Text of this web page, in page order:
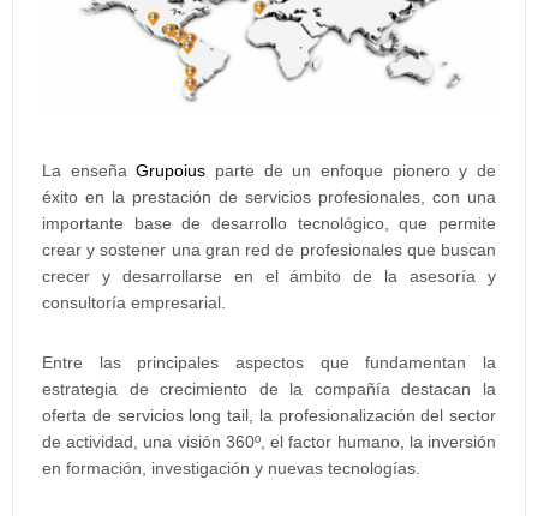
La enseñaGrupoius parte de un enfoque pionero y de
éxito en la prestación de servicios profesionales, con una
importante base de desarrollo tecnológico, que permite
crear y sostener una gran red de profesionales que buscan
crecer y desarrollarse en el ámbito de la asesoría y
consultoría empresarial.
Entre las principales aspectos que fundamentan la
estrategia de crecimiento de la compañía destacan la
oferta de servicios long tail, la profesionalización del sector
de actividad, una visión 360º, el factor humano, la inversión
en formación, investigación y nuevas tecnologías.